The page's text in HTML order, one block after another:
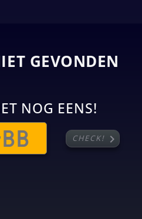
GEVONDEN
NOG EENS!
CHECK! chevron_right